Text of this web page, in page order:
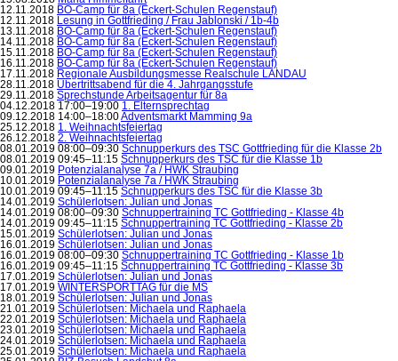
12.11.2018 BO-Camp für 8a (Eckert-Schulen Regenstauf)
12.11.2018 Lesung in Gottfrieding / Frau Jablonski / 1b-4b
13.11.2018 BO-Camp für 8a (Eckert-Schulen Regenstauf)
14.11.2018 BO-Camp für 8a (Eckert-Schulen Regenstauf)
15.11.2018 BO-Camp für 8a (Eckert-Schulen Regenstauf)
16.11.2018 BO-Camp für 8a (Eckert-Schulen Regenstauf)
17.11.2018 Regionale Ausbildungsmesse Realschule LANDAU
28.11.2018 Übertrittsabend für die 4. Jahrgangsstufe
29.11.2018 Sprechstunde Arbeitsagentur für 8a
04.12.2018 17:00–19:00 1. Elternsprechtag
09.12.2018 14:00–18:00Adventsmarkt Mamming 9a
25.12.2018 1. Weihnachtsfeiertag
26.12.2018 2. Weihnachtsfeiertag
08.01.2019 08:00–09:30 Schnupperkurs des TSC Gottfrieding für die Klasse 2b
08.01.2019 09:45–11:15 Schnupperkurs des TSC für die Klasse 1b
09.01.2019 Potenzialanalyse 7a / HWK Straubing
10.01.2019 Potenzialanalyse 7a / HWK Straubing
10.01.2019 09:45–11:15 Schnupperkurs des TSC für die Klasse 3b
14.01.2019 Schülerlotsen: Julian und Jonas
14.01.2019 08:00–09:30 Schnuppertraining TC Gottfrieding - Klasse 4b
14.01.2019 09:45–11:15 Schnuppertraining TC Gottfrieding - Klasse 2b
15.01.2019 Schülerlotsen: Julian und Jonas
16.01.2019 Schülerlotsen: Julian und Jonas
16.01.2019 08:00–09:30 Schnuppertraining TC Gottfrieding - Klasse 1b
16.01.2019 09:45–11:15 Schnuppertraining TC Gottfrieding - Klasse 3b
17.01.2019 Schülerlotsen: Julian und Jonas
17.01.2019 WINTERSPORTTAG für die MS
18.01.2019 Schülerlotsen: Julian und Jonas
21.01.2019 Schülerlotsen: Michaela und Raphaela
22.01.2019 Schülerlotsen: Michaela und Raphaela
23.01.2019 Schülerlotsen: Michaela und Raphaela
24.01.2019 Schülerlotsen: Michaela und Raphaela
25.01.2019 Schülerlotsen: Michaela und Raphaela